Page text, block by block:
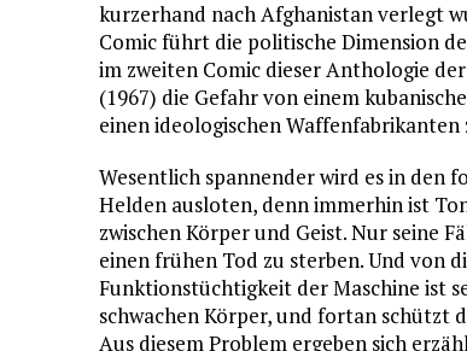
kurzerhand nach Afghanistan verlegt
Comic führt die politische Dimension
im zweiten Comic dieser Anthologie
(1967) die Gefahr von einem
einen ideologischen
Wesentlich spannender wird es in den
Helden ausloten, denn immerhin ist
zwischen Körper und Geist. Nur seine
einen frühen Tod zu sterben. Und von
Funktionstüchtigkeit der Maschine ist
schwachen Körper, und fortan schützt
Aus diesem Problem ergeben sich